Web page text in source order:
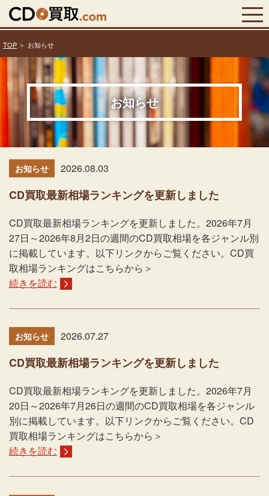
TOP お知らせ
お知らせ
お知らせ 2026.08.03
CD買取最新相場ランキングを更新しました
CD買取最新相場ランキングを更新しました。2026年7月
27日～2026年8月2日の週間のCD買取相場を各ジャンル別
に掲載しています。以下リンクからご覧ください。CD買
取相場ランキングはこちらから＞
続きを読む
お知らせ 2026.07.27
CD買取最新相場ランキングを更新しました
CD買取最新相場ランキングを更新しました。2026年7月
20日～2026年7月26日の週間のCD買取相場を各ジャンル
別に掲載しています。以下リンクからご覧ください。CD
買取相場ランキングはこちらから＞
続きを読む